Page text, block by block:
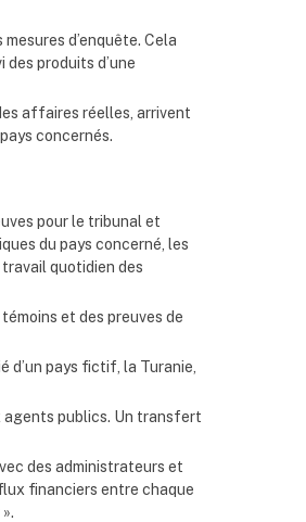
d’enquête. Cela
produits d’une
affaires réelles, arrivent
concernés.
pour le tribunal et
du pays concerné, les
quotidien des
et des preuves de
d’un pays fictif, la Turanie,
agents publics. Un transfert
des administrateurs et
financiers entre chaque